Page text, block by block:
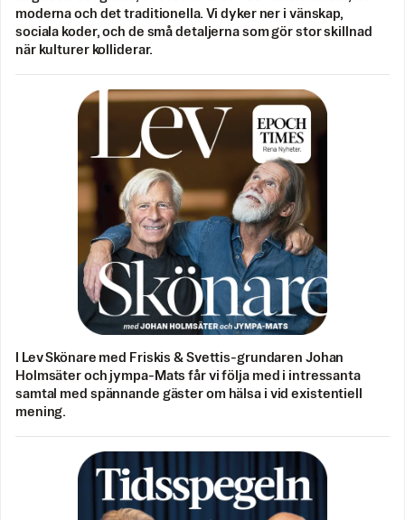
moderna och det traditionella. Vi dyker ner i vänskap,
sociala koder, och de små detaljerna som gör stor skillnad
när kulturer kolliderar.
I Lev Skönare med Friskis & Svettis-grundaren Johan
Holmsäter och jympa-Mats får vi följa med i intressanta
samtal med spännande gäster om hälsa i vid existentiell
mening.